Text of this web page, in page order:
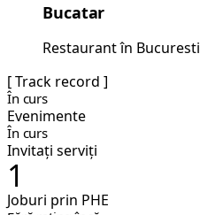
Bucatar
Restaurant în Bucuresti
[ Track record ]
În curs
Evenimente
În curs
Invitați serviți
1
Joburi prin PHE